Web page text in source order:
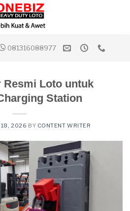
081316088977
Loto untuk
Station
18, 2026 BY CONTENT WRITER